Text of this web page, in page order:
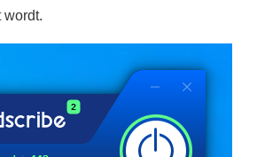
wordt.